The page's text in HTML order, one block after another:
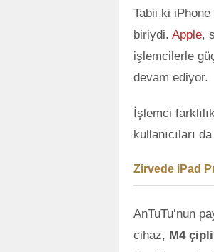
Tabii ki
biriydi. Apple,
işlemcilerle
devam ediyor.
İşlemci
kullanıcıları
Zirvede iPad
AnTuTu’nun
cihaz, M4